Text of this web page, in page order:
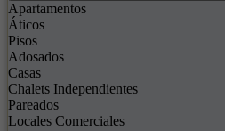
Apartamentos
Áticos
Pisos
Adosados
Casas
Chalets Independientes
Pareados
Locales Comerciales